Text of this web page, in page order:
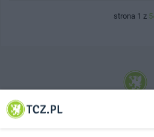
strona 1 z
© 2001-2026 Tczew - TCZ.PL Sp. z o.o.